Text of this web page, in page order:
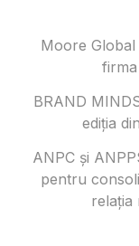
Moore
BRAND
ediția
ANPC și
pentru
relația